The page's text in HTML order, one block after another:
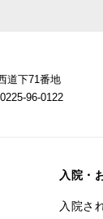
道下71番地
96-0122
入院・
入院さ